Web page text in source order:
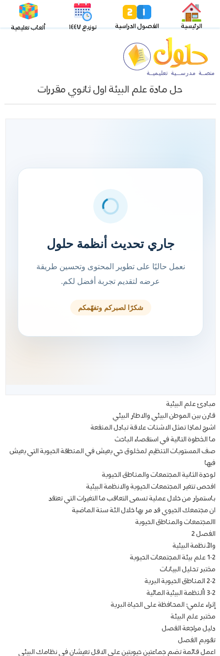
الرئيسية الفصول الدراسية توزيع ١٤٤٧ ألعاب تعليمية
حل مادة علم البيئة اول ثانوي مقررات
مبادئ علم البيئية
قارن بين الموطن البيئي والاطار البيئي
اشرح لماذا تمثل الاشنات علاقة تبادل المنفعة
ما الخطوة التالية في استقصاء الباحث
صف المستويات التنظيم لمخلوق حي يعيش في المنطقة الحيوية التي يعيش
فيها
لوحدة الثانية المجتمعات والمناطق الحيوية
افحص تتغير المجتمعات الحيوية والانظمة البيئية
باستمرار من خلال عملية تسمى التعاقب ما التغيرات التي تعتقد
ان مجتمعك الحيوي قد مر بها خلال الئة سنة الماضية
االمجتمعات والمناطق الحيوية
الفصل 2
والأنظمة البيئية
1-2 علم بيئة المجتمعات الحيوية
مختبر تحليل البيانات
2-2 المناطق الحيوية البرية
3-2 األنظمة البيئية المائية
إثراء علمي: المحافظة على الحياة البرية
مختبر علم البيئة
دليل مراجعة الفصل
تقويم الفصل
اعمل قائمة تضم جماعتين حيويتين على الاقل تعيشان في نظامك البيئي